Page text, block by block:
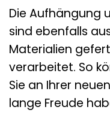
Die Aufhängung
sind ebenfalls
Materialien
verarbeitet. So
Sie an Ihrer neuen
lange Freude